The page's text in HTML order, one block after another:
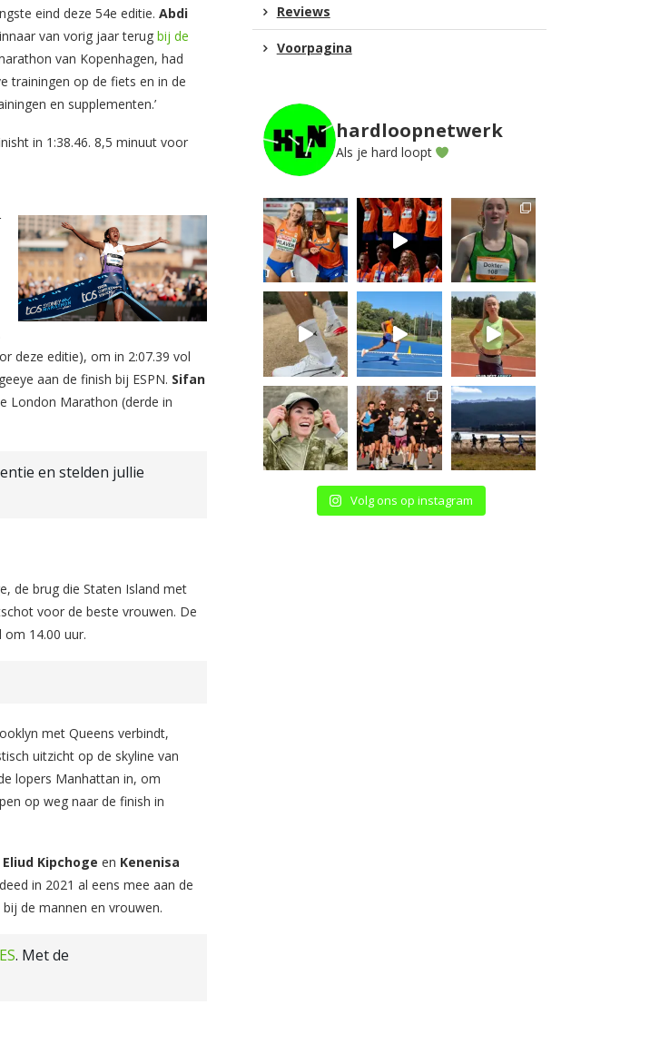
eind deze 54e editie. Abdi
van vorig jaar terug bij de
van Kopenhagen, had
trainingen op de fiets en in de
en supplementen.’
in 1:38.46. 8,5 minuut voor
deze editie), om in 2:07.39 vol
aan de finish bij ESPN. Sifan
London Marathon (derde in
en stelden jullie
de brug die Staten Island met
voor de beste vrouwen. De
om 14.00 uur.
met Queens verbindt,
uitzicht op de skyline van
lopers Manhattan in, om
op weg naar de finish in
Eliud Kipchoge en Kenenisa
in 2021 al eens mee aan de
de mannen en vrouwen.
. Met de
Reviews
Voorpagina
hardloopnetwerk
Als je hard loopt
Volg ons op instagram